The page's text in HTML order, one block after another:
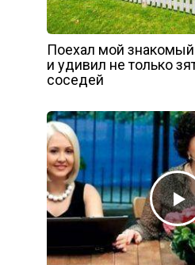
Поехал мой
и удивил не только
соседей